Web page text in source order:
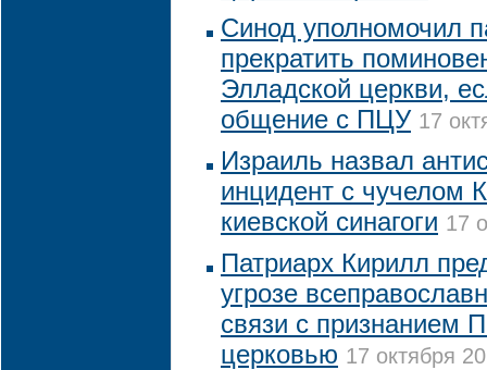
Синод уполномочил
прекратить
Элладской церкви,
общение с ПЦУ 17
Израиль назвал
инцидент с чучелом
киевской синагоги 17
Патриарх Кирилл
угрозе
связи с признанием
церковью 17 октября